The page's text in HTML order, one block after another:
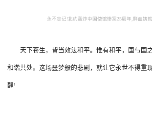
永不忘记!北约轰炸中国使馆惨案25周年,鲜血铸
天下苍生，皆当效法和平。惟有和平，国与国
和谐共处。这场噩梦般的悲剧，就让它永世不得重
醒!